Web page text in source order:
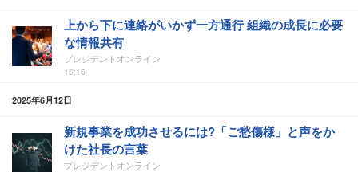
上から下に連絡がいかず一方通行 組織の成長に必要
な情報共有
プレジデントオンライン
16:15
2025年6月12日
新規事業を成功させるには?「ご愁傷様」と声をか
けた社長の言葉
プレジデントオンライン